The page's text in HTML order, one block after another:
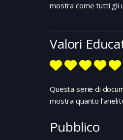
mostra come tutti gli
Valori
Questa serie di
mostra quanto
Pubblico